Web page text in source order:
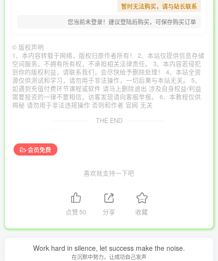
暂时无法购买，请与站长联系
您当前未登录！建议登陆后购买，可保存购买订单
© 版权声明
1、本内容转载于网络，版权归原作者所有！ 2、本站仅提供信息存储
空间服务，不拥有所有权，不承担相关法律责任。 3、本内容若侵犯
到你的版权利益，请联系我们，会尽快给予删除处理！ 4、本站全资
源仅供测试和学习，请勿用于非法操作，一切后果与本站无关。 5、
如遇到充值付费环节课程或软件 请马上删除退出 涉及自身权益/利益
需要投资的一律不要相信，访客发现请向客服举报。 6、本教程仅供
揭秘 请勿用于非法违规操作 否则和作者 官网 无关
THE END
会员免费
喜欢就支持一下吧
点赞 50 分享 收藏
Work hard in silence, let success make the noise.
在沉默中努力，让成功自己发声